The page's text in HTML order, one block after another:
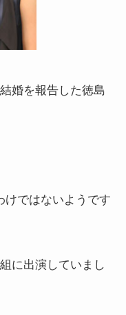
婚を報告した徳島
けではないようです
に出演していまし